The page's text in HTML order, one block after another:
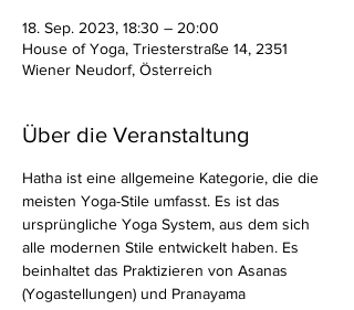
18. Sep. 2023, 18:30 – 20:00
House of Yoga, Triesterstraße 14, 2351
Wiener Neudorf, Österreich
Über die Veranstaltung
Hatha ist eine allgemeine Kategorie, die die
meisten Yoga-Stile umfasst. Es ist das
ursprüngliche Yoga System, aus dem sich
alle modernen Stile entwickelt haben. Es
beinhaltet das Praktizieren von Asanas
(Yogastellungen) und Pranayama